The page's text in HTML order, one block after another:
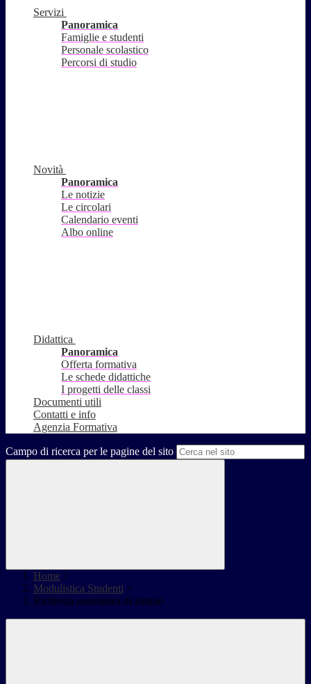
Servizi
Panoramica
Famiglie e studenti
Personale scolastico
Percorsi di studio
Novità
Panoramica
Le notizie
Le circolari
Calendario eventi
Albo online
Didattica
Panoramica
Offerta formativa
Le schede didattiche
I progetti delle classi
Documenti utili
Contatti e info
Agenzia Formativa
Campo di ricerca per le pagine del sito
Home >
Modulistica Studenti >
Richiesta assemblea di istituto